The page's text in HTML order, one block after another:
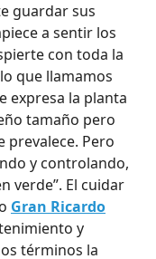
guardar sus
a sentir los
con toda la
que llamamos
expresa la planta
tamaño pero
prevalece. Pero
y controlando,
verde”. El cuidar
Gran Ricardo
y
términos la